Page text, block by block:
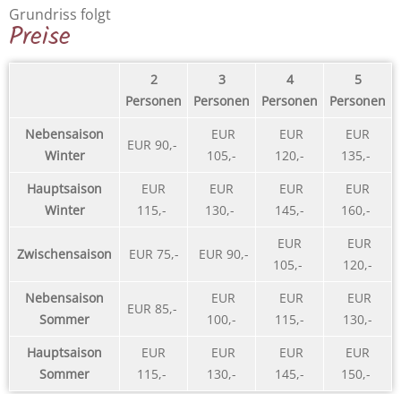
Grundriss folgt
Preise
2
Personen
3
Personen
4
Personen
5
Personen
Nebensaison
Winter
EUR 90,-
EUR
105,-
EUR
120,-
EUR
135,-
Hauptsaison
Winter
EUR
115,-
EUR
130,-
EUR
145,-
EUR
160,-
Zwischensaison EUR 75,- EUR 90,-
EUR
105,-
EUR
120,-
Nebensaison
Sommer
EUR 85,-
EUR
100,-
EUR
115,-
EUR
130,-
Hauptsaison
Sommer
EUR
115,-
EUR
130,-
EUR
145,-
EUR
150,-